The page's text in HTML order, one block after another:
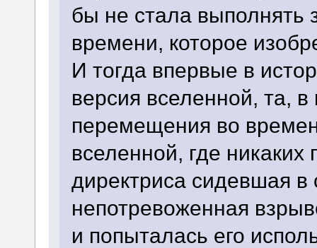
бы не стала выполнять
времени, которое
И тогда впервые в
версия вселенной, та,
перемещения во
вселенной, где
директриса сидевшая в
непотревоженная
и попыталась его